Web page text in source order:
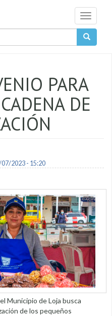
Toggle
PARA
DE
07/2023 - 15:20
Municipio de Loja busca
de los pequeños